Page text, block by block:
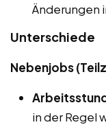
Änderungen
Unterschiede
Nebenjobs
in der Regel